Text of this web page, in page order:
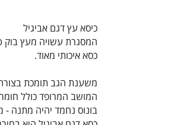
כיסא עץ דגם אביגיל
המסגרת עשויה מעץ בוק
כסא איכותי מאוד.
משענת הגב תומכת
המושב המרופד כולל
בונוס נחמד יהיה מתנה